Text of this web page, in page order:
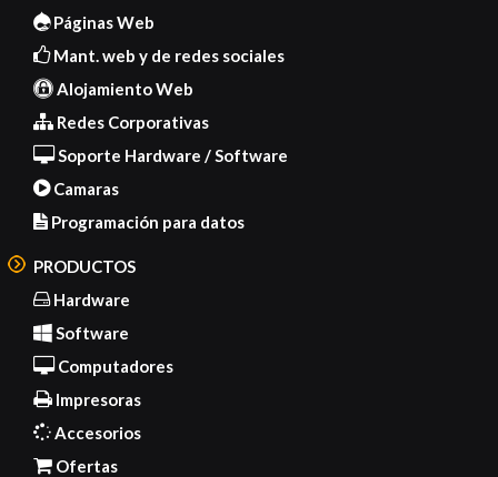
Páginas Web
Mant. web y de redes sociales
Alojamiento Web
Redes Corporativas
Soporte Hardware / Software
Camaras
Programación para datos
PRODUCTOS
Hardware
Software
Computadores
Impresoras
Accesorios
Ofertas